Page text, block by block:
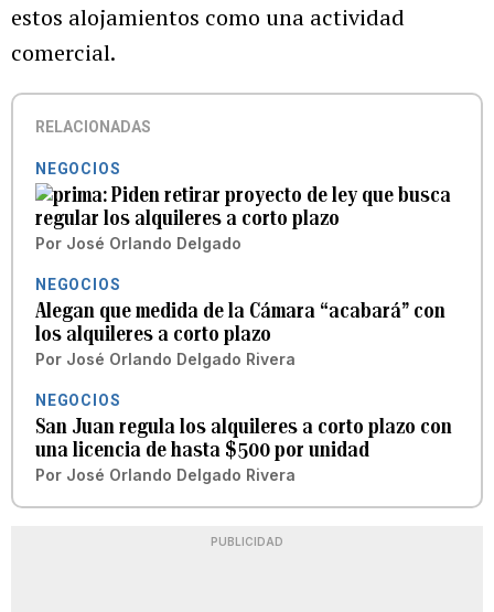
estos alojamientos como una actividad
comercial.
RELACIONADAS
NEGOCIOS
Piden retirar proyecto de ley que busca
regular los alquileres a corto plazo
Por José Orlando Delgado
NEGOCIOS
Alegan que medida de la Cámara “acabará” con
los alquileres a corto plazo
Por José Orlando Delgado Rivera
NEGOCIOS
San Juan regula los alquileres a corto plazo con
una licencia de hasta $500 por unidad
Por José Orlando Delgado Rivera
PUBLICIDAD